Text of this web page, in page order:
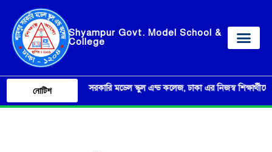
Shyampur Govt. Model School &
College
নোটিশ
শ্যামপুর সরকারি মডেল স্কুল এন্ড কলেজ, ঢাকা এর নিজস্ব শিক্ষার্থীদের